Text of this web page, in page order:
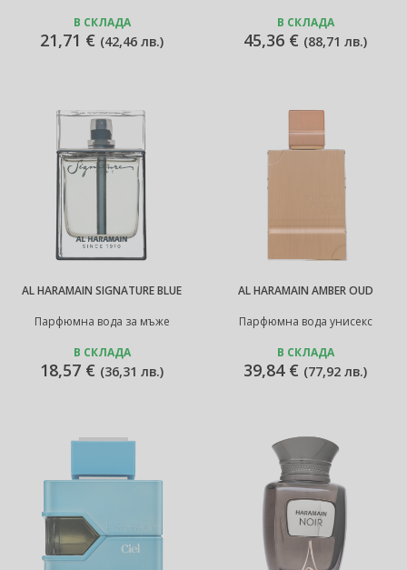
В СКЛАДА
21,71 € (42,46 лв.)
В СКЛАДА
45,36 € (88,71 лв.)
AL HARAMAIN SIGNATURE BLUE
Парфюмна вода за мъже
В СКЛАДА
18,57 € (36,31 лв.)
AL HARAMAIN AMBER OUD
Парфюмна вода унисекс
В СКЛАДА
39,84 € (77,92 лв.)